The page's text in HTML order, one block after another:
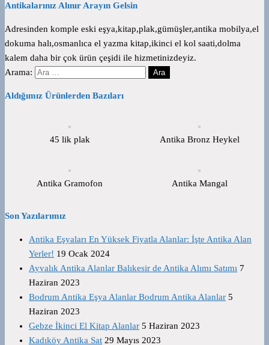
Antikalarınız Alınır Arayın Gelsin
Adresinden komple eski eşya,kitap,plak,gümüşler,antika mobilya,el
dokuma halı,osmanlıca el yazma kitap,ikinci el kol saati,dolma
kalem daha bir çok ürün çeşidi ile hizmetinizdeyiz.
Arama:
Aldığımız Ürünlerden Bazıları
45 lik plak Antika Bronz Heykel
Antika Gramofon Antika Mangal
Son Yazılarımız
Antika Eşyaları En Yüksek Fiyatla Alanlar: İşte Antika Alan
Yerler! 19 Ocak 2024
Ayvalık Antika Alanlar Balıkesir de Antika Alımı Satımı 7
Haziran 2023
Bodrum Antika Eşya Alanlar Bodrum Antika Alanlar 5
Haziran 2023
Gebze İkinci El Kitap Alanlar 5 Haziran 2023
Kadıköy Antika Sat 29 Mayıs 2023